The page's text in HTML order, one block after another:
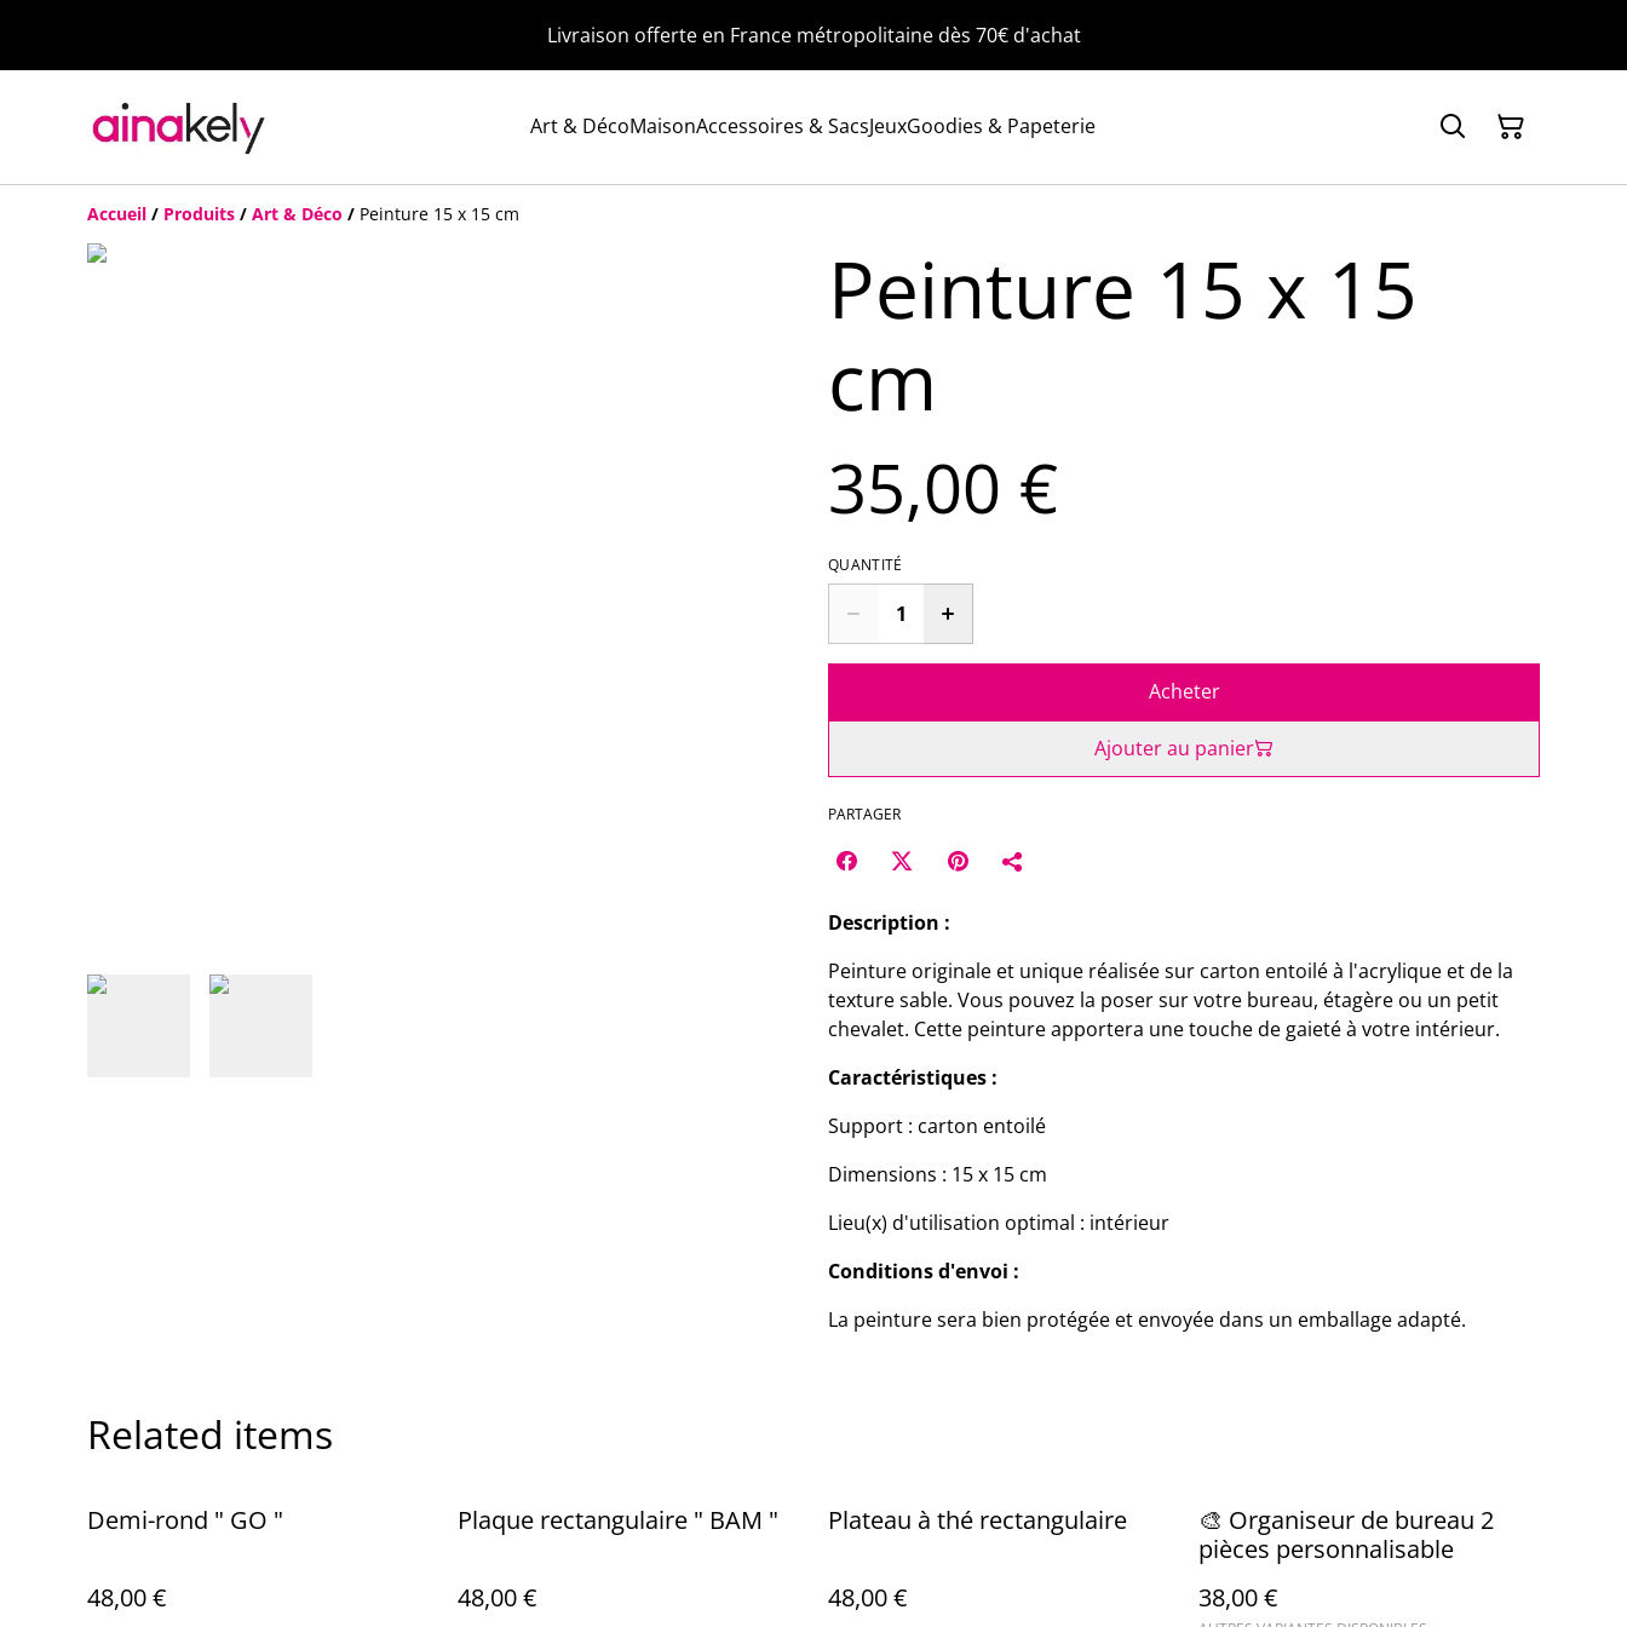
Livraison offerte en France métropolitaine dès 70€ d'achat
Art & DécoMaisonAccessoires & SacsJeuxGoodies & Papeterie
Accueil / Produits / Art & Déco / Peinture 15 x 15 cm
Peinture 15 x 15
cm
35,00 €
QUANTITÉ
Acheter
Ajouter au panier
PARTAGER
Description :
Peinture originale et unique réalisée sur carton entoilé à l'acrylique et de la
texture sable. Vous pouvez la poser sur votre bureau, étagère ou un petit
chevalet. Cette peinture apportera une touche de gaieté à votre intérieur.
Caractéristiques :
Support : carton entoilé
Dimensions : 15 x 15 cm
Lieu(x) d'utilisation optimal : intérieur
Conditions d'envoi :
La peinture sera bien protégée et envoyée dans un emballage adapté.
Related items
Demi-rond " GO "
48,00 €
Plaque rectangulaire " BAM "
48,00 €
Plateau à thé rectangulaire
48,00 €
🎨 Organiseur de bureau 2
pièces personnalisable
38,00 €